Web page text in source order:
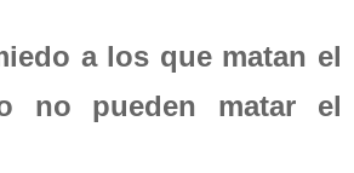
a los que matan el
no pueden matar el